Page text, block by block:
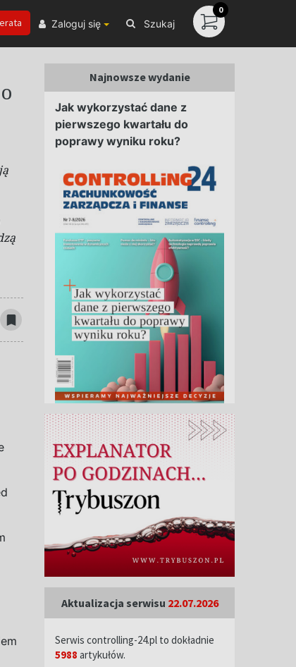
Zaloguj się Szukaj
0
Najnowsze wydanie
Jak wykorzystać dane z
pierwszego kwartału do
poprawy wyniku roku?
Aktualizacja serwisu 22.07.2026
Serwis controlling-24.pl to dokładnie
5988 artykułów.